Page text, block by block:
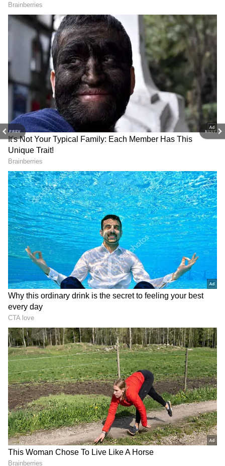
PREV NEXT
உங்களுக்கு மஹாலட்சுமி சிறப்பான
ஆசீர்வாதம் தருவார். அது என்ன பரிகாரம்
என்பதை தெரிந்து வைத்துக் கொள்வோம்.
6
நாளைய தினம் அதாவது அக்டோபர் 24
திங்கட்கிழமை அன்று அதிகாலை ஐந்து
முதல் ஆறு மணிக்குள் இந்தபூஜைசெய்ய
வேண்டும். குறிப்பாக, அதிகாலை
வேளையில் பிரம்ம முகூர்த்த நேரத்தில்